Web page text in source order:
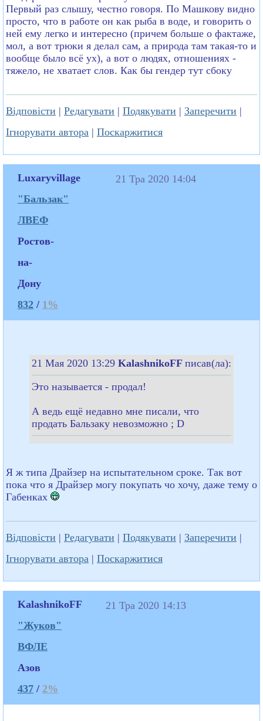
Первый раз слышу, честно говоря. По Машкову видно
просто, что в работе он как рыба в воде, и говорить о
ней ему легко и интересно (причем больше о фактаже,
мол, а вот трюки я делал сам, а природа там такая-то и
вообще было всё ух), а вот о людях, отношениях -
тяжело, не хватает слов. Как бы гендер тут сбоку
Відповісти | Редагувати | Подякувати | Заперечити |
Ігнорувати автора | Поскаржитися
Luxaryvillage
"Бальзак"
ЛВЕФ
Ростов-
на-
Дону
832 / 1%
21 Тра 2020 14:04
21 Мая 2020 13:29 KalashnikoFF писав(ла):
Это называется - продал!
А ведь ещё недавно мне писали, что
продать Бальзаку невозможно ; D
Я ж типа Драйзер на испытательном сроке. Так вот
пока что я Драйзер могу покупать чо хочу, даже тему о
Габенках
Відповісти | Редагувати | Подякувати | Заперечити |
Ігнорувати автора | Поскаржитися
KalashnikoFF
"Жуков"
ВФЛЕ
Азов
437 / 2%
21 Тра 2020 14:13